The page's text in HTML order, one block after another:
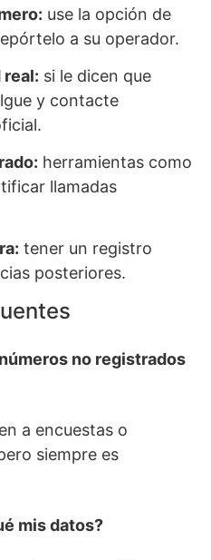
use la opción de
a su operador.
si le dicen que
y contacte
herramientas como
llamadas
tener un registro
posteriores.
no registrados
a encuestas o
siempre es
mis datos?